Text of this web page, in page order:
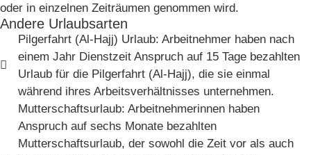
oder in einzelnen Zeiträumen genommen wird.
Andere Urlaubsarten
Pilgerfahrt (Al-Hajj) Urlaub: Arbeitnehmer haben nach
einem Jahr Dienstzeit Anspruch auf 15 Tage bezahlten
Urlaub für die Pilgerfahrt (Al-Hajj), die sie einmal
während ihres Arbeitsverhältnisses unternehmen.
Mutterschaftsurlaub: Arbeitnehmerinnen haben
Anspruch auf sechs Monate bezahlten
Mutterschaftsurlaub, der sowohl die Zeit vor als auch